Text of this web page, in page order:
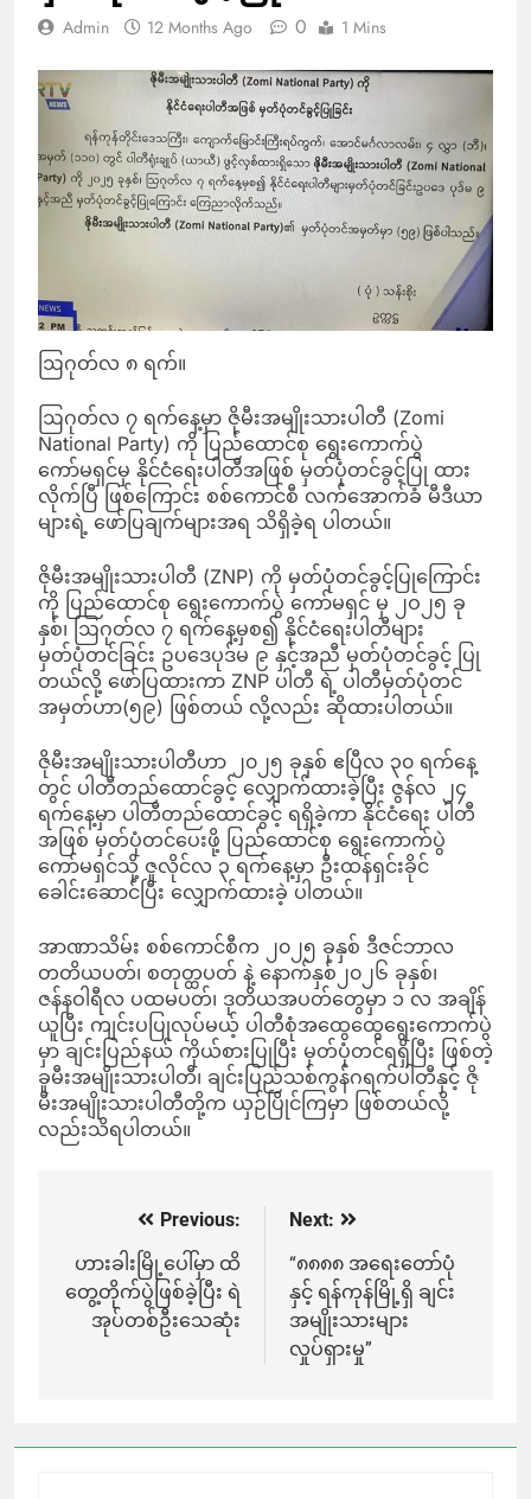
Admin 12 Months Ago 0 1 Mins
ဩဂုတ်လ ၈ ရက်။
ဩဂုတ်လ ၇ ရက်နေ့မှာ ဇိုမီးအမျိုးသားပါတီ (Zomi
National Party) ကို ပြည်ထောင်စု ရွေးကောက်ပွဲ
ကော်မရှင်မှ နိုင်ငံရေးပါတီအဖြစ် မှတ်ပုံတင်ခွင့်ပြု ထား
လိုက်ပြီ ဖြစ်ကြောင်း စစ်ကောင်စီ လက်အောက်ခံ မီဒီယာ
များရဲ့ ဖော်ပြချက်များအရ သိရှိခဲ့ရ ပါတယ်။
ဇိုမီးအမျိုးသားပါတီ (ZNP) ကို မှတ်ပုံတင်ခွင့်ပြုကြောင်း
ကို ပြည်ထောင်စု ရွေးကောက်ပွဲ ကော်မရှင် မှ ၂ဝ၂၅ ခု
နှစ်၊ ဩဂုတ်လ ၇ ရက်နေ့မှစ၍ နိုင်ငံရေးပါတီများ
မှတ်ပုံတင်ခြင်း ဥပဒေပုဒ်မ ၉ နှင့်အညီ မှတ်ပုံတင်ခွင့် ပြု
တယ်လို့ ဖော်ပြထားကာ ZNP ပါတီ ရဲ့ ပါတီမှတ်ပုံတင်
အမှတ်ဟာ(၅၉) ဖြစ်တယ် လို့လည်း ဆိုထားပါတယ်။
ဇိုမီးအမျိုးသားပါတီဟာ ၂၀၂၅ ခုနှစ် ဧပြီလ ၃၀ ရက်နေ့
တွင် ပါတီတည်ထောင်ခွင့် လျှောက်ထားခဲ့ပြီး ဇွန်လ ၂၄
ရက်နေ့မှာ ပါတီတည်ထောင်ခွင့် ရရှိခဲ့ကာ နိုင်ငံရေး ပါတီ
အဖြစ် မှတ်ပုံတင်ပေးဖို့ ပြည်ထောင်စု ရွေးကောက်ပွဲ
ကော်မရှင်သို့ ဇူလိုင်လ ၃ ရက်နေ့မှာ ဦးထန်ရှင်းခိုင်
ခေါင်းဆောင်ပြီး လျှောက်ထားခဲ့ ပါတယ်။
အာဏာသိမ်း စစ်ကောင်စီက ၂၀၂၅ ခုနှစ် ဒီဇင်ဘာလ
တတိယပတ်၊ စတုတ္ထပတ် နဲ့ နောက်နှစ်၂၀၂၆ ခုနှစ်၊
ဇန်နဝါရီလ ပထမပတ်၊ ဒုတိယအပတ်တွေမှာ ၁ လ အချိန်
ယူပြီး ကျင်းပပြုလုပ်မယ့် ပါတီစုံအထွေထွေရွေးကောက်ပွဲ
မှာ ချင်းပြည်နယ် ကိုယ်စားပြုပြီး မှတ်ပုံတင်ရရှိပြီး ဖြစ်တဲ့
ခူမီးအမျိုးသားပါတီ၊ ချင်းပြည်သစ်ကွန်ဂရက်ပါတီနှင့် ဇို
မီးအမျိုးသားပါတီတို့က ယှဉ်ပြိုင်ကြမှာ ဖြစ်တယ်လို့
လည်းသိရပါတယ်။
navigation
Previous:
ဟားခါးမြို့ပေါ်မှာ ထိ
တွေ့တိုက်ပွဲဖြစ်ခဲ့ပြီး ရဲ
အုပ်တစ်ဦးသေဆုံး
Next:
“၈၈၈၈ အရေးတော်ပုံ
နှင့် ရန်ကုန်မြို့ရှိ ချင်း
အမျိုးသားများ
လှုပ်ရှားမှု”